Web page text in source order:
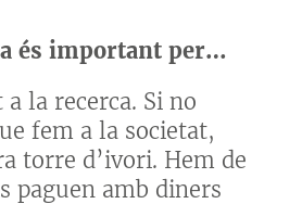
és important per…
la recerca. Si no
fem a la societat,
torre d’ivori. Hem de
paguen amb diners